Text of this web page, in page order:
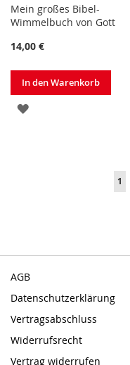
Mein großes Bibel-
Wimmelbuch von Gott
14,00 €
In den Warenkorb
ZUR
Sie
1
AGB
Datenschutzerklärung
Vertragsabschluss
Widerrufsrecht
Vertrag widerrufen